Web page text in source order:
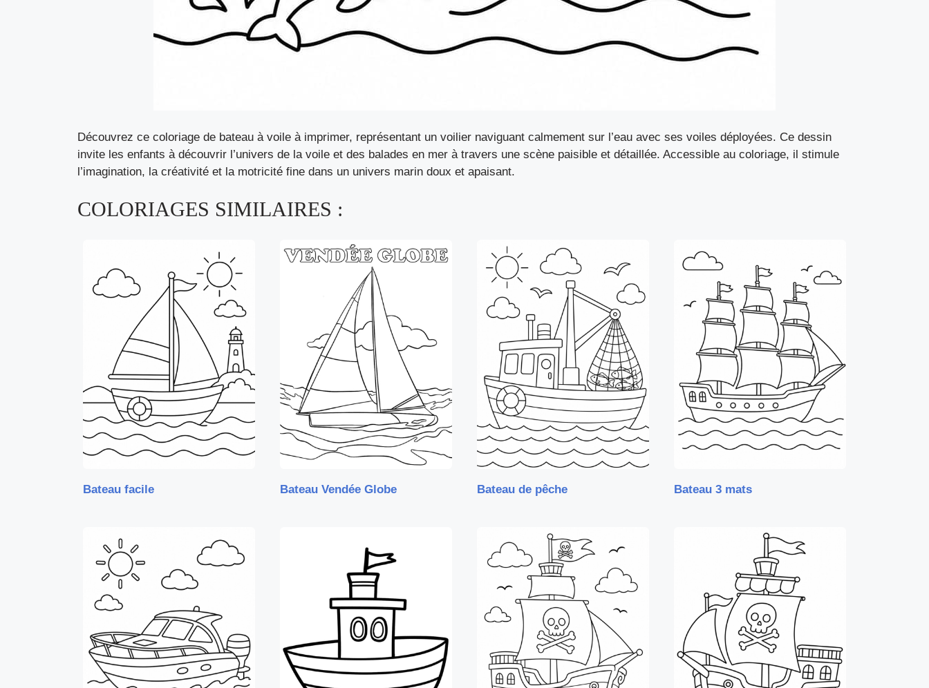
Découvrez ce coloriage de bateau à voile à imprimer, représentant un voilier naviguant calmement sur l’eau avec ses voiles déployées. Ce dessin
invite les enfants à découvrir l’univers de la voile et des balades en mer à travers une scène paisible et détaillée. Accessible au coloriage, il stimule
l’imagination, la créativité et la motricité fine dans un univers marin doux et apaisant.
COLORIAGES SIMILAIRES :
Bateau facile Bateau Vendée Globe Bateau de pêche Bateau 3 mats